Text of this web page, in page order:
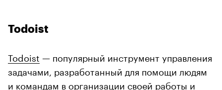
Todoist
Todoist — популярный инструмент управления
задачами, разработанный для помощи людям
и командам в организации своей работы и